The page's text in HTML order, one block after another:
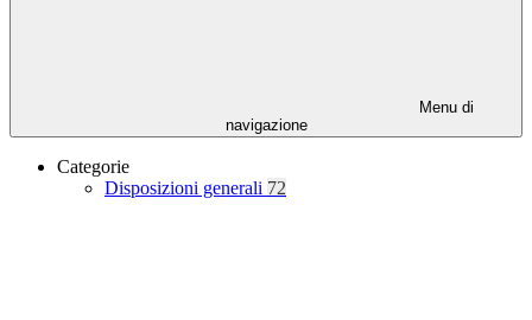
Menu di
navigazione
Categorie
Disposizioni generali 72